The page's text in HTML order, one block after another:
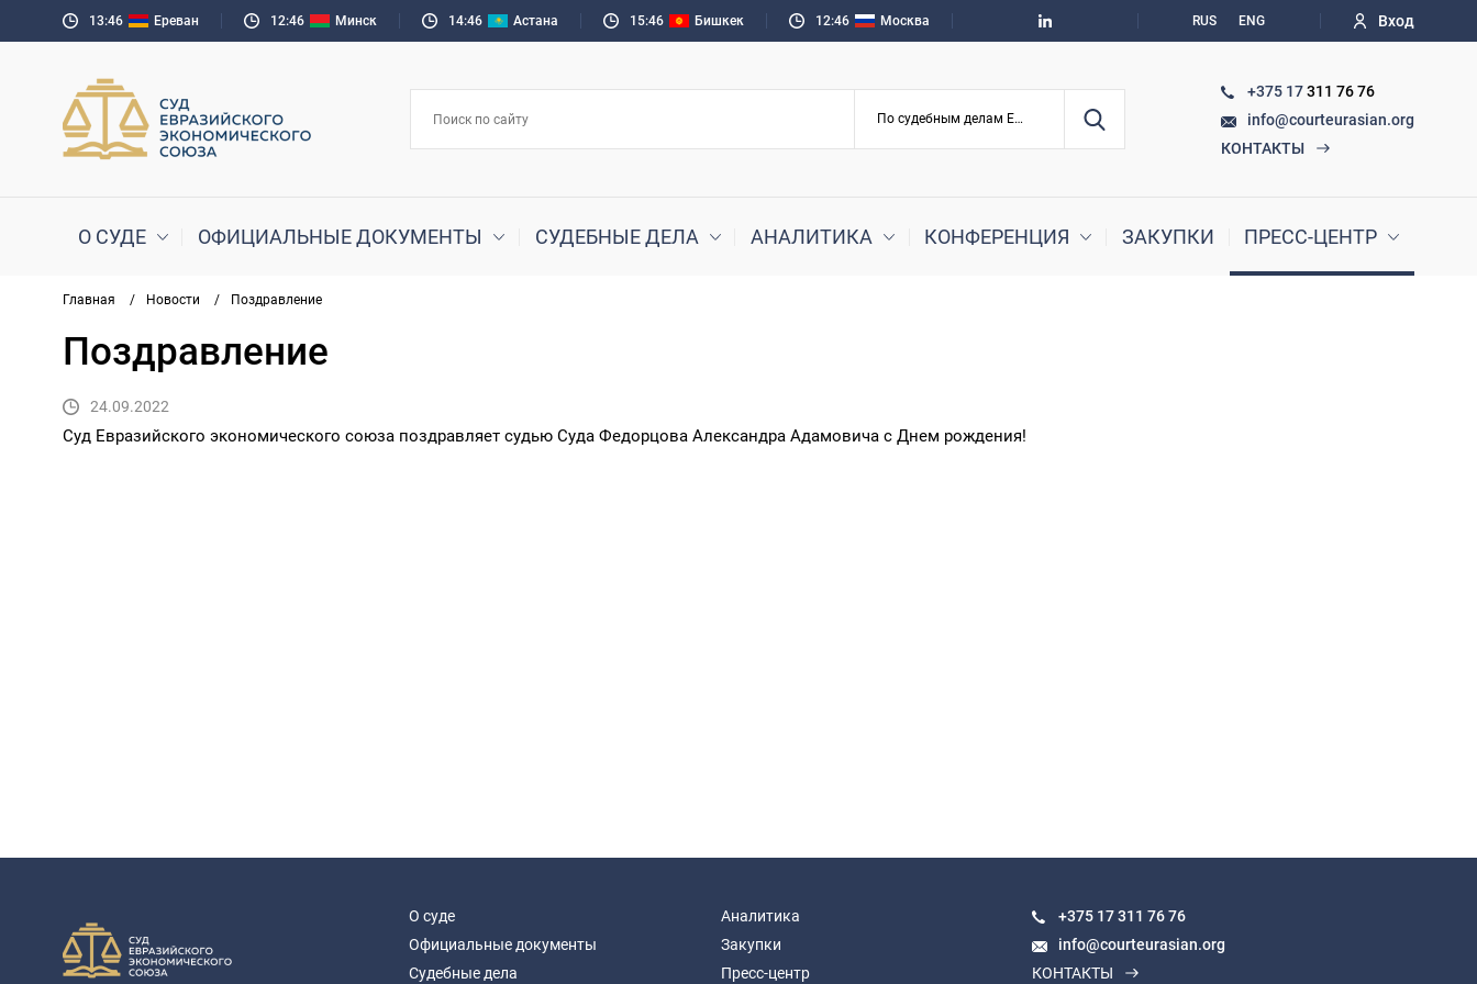
13:46 Ереван 12:46 Минск 14:46 Астана 15:46 Бишкек 12:46 Москва RUS ENG Вход
По судебным делам ЕАЭС
+375 17311 76 76
info@courteurasian.org
КОНТАКТЫ
О СУДЕ ОФИЦИАЛЬНЫЕ ДОКУМЕНТЫ СУДЕБНЫЕ ДЕЛА АНАЛИТИКА КОНФЕРЕНЦИЯ ЗАКУПКИ ПРЕСС-ЦЕНТР
Главная / Новости / Поздравление
Поздравление
24.09.2022
Суд Евразийского экономического союза поздравляет судью Суда Федорцова Александра Адамовича с Днем рождения!
О суде
Официальные документы
Судебные дела
Аналитика
Закупки
Пресс-центр
+375 17311 76 76
info@courteurasian.org
КОНТАКТЫ